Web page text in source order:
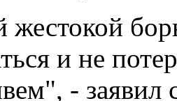
и не
- заявил